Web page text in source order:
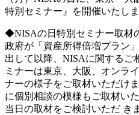
特別セミナー』を開催いたしま
◆NISAの日特別セミナー取材
政府が「資産所得倍増プラン
出して以降、NISAに関するご
ミナーは東京、大阪、オンラ
ナーの様子をご取材いただけ
に個別相談の模様もご取材い
当日の取材をご検討いただ き